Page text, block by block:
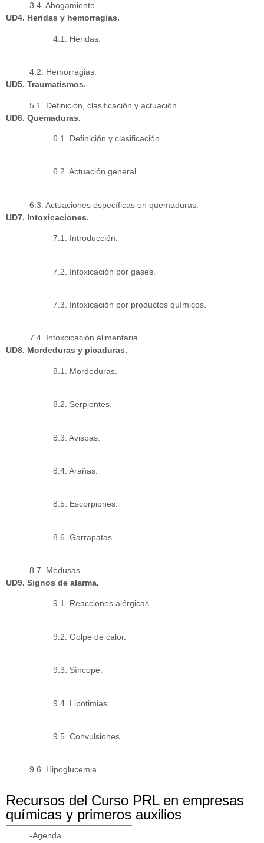
3.4. Ahogamiento.
UD4. Heridas y hemorragias.
4.1. Heridas.
4.2. Hemorragias.
UD5. Traumatismos.
5.1. Definición, clasificación y actuación.
UD6. Quemaduras.
6.1. Definición y clasificación.
6.2. Actuación general.
6.3. Actuaciones específicas en quemaduras.
UD7. Intoxicaciones.
7.1. Introducción.
7.2. Intoxicación por gases.
7.3. Intoxicación por productos químicos.
7.4. Intoxcicación alimentaria.
UD8. Mordeduras y picaduras.
8.1. Mordeduras.
8.2. Serpientes.
8.3. Avispas.
8.4. Arañas.
8.5. Escorpiones.
8.6. Garrapatas.
8.7. Medusas.
UD9. Signos de alarma.
9.1. Reacciones alérgicas.
9.2. Golpe de calor.
9.3. Síncope.
9.4. Lipotimias.
9.5. Convulsiones.
9.6. Hipoglucemia.
Recursos del Curso PRL en empresas
químicas y primeros auxilios
-Agenda